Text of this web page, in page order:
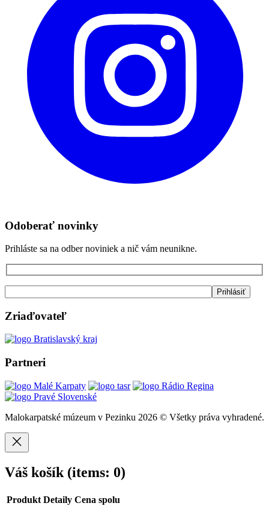
Odoberať novinky
Prihláste sa na odber noviniek a nič vám neunikne.
Zriaďovateľ
Partneri
Malokarpatské múzeum v Pezinku 2026 © Všetky práva vyhradené.
Váš košík (items: 0)
Produkt Detaily Cena spolu